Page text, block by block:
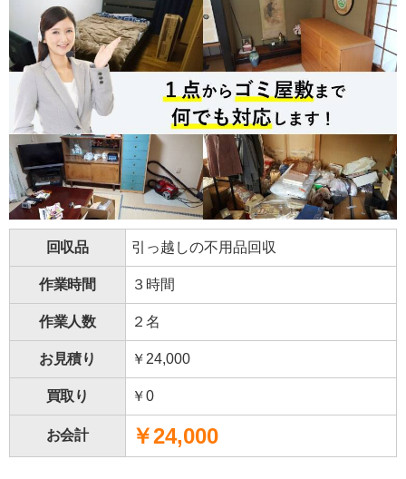
回収品 引っ越しの不用品回収
作業時間 ３時間
作業人数 ２名
お見積り ￥24,000
買取り ￥0
お会計 ￥24,000